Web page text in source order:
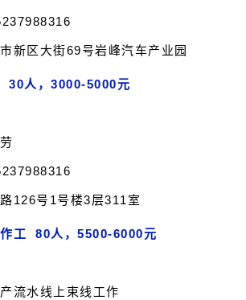
新区大街69号岩峰汽车产业园
30人，3000-5000元
126号1号楼3层311室
工 80人，5500-6000元
流水线上束线工作